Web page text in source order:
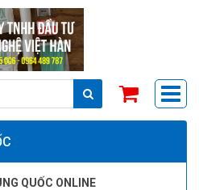
QUỐC ONLINE